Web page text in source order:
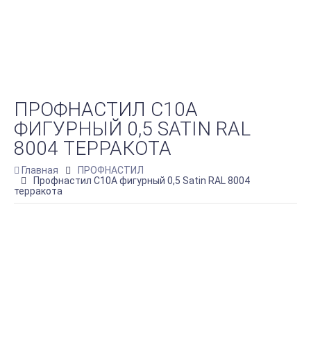
ПРОФНАСТИЛ C10A
ФИГУРНЫЙ 0,5 SATIN RAL
8004 ТЕРРАКОТА
Главная
ПРОФНАСТИЛ
Профнастил C10A фигурный 0,5 Satin RAL 8004
терракота